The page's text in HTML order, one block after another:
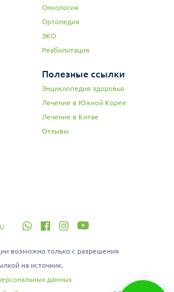
Онкология
Ортопедия
ЭКО
Реабилитация
Полезные ссылки
Энциклопедия здоровья
Лечение в Южной Корее
Лечение в Китае
Отзывы
возможно только с разрешения
на источник.
данных